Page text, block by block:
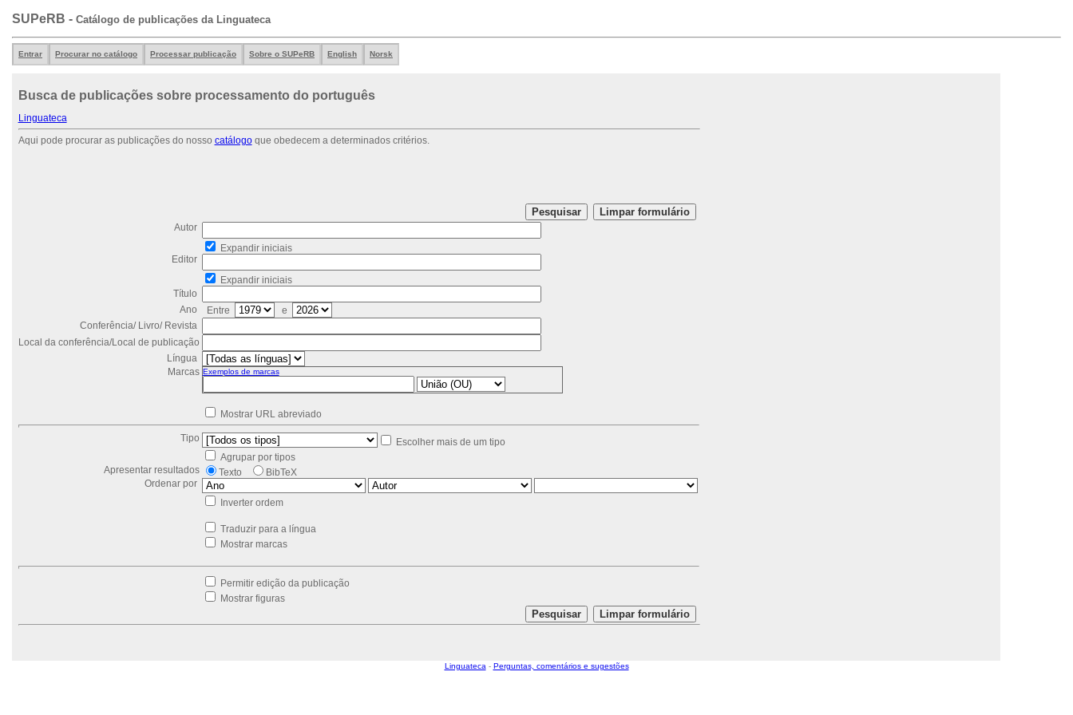
SUPeRB - Catálogo de publicações da Linguateca
Entrar Procurar no catálogo Processar publicação Sobre o SUPeRB English Norsk
Busca de publicações sobre processamento do português
Linguateca
Aqui pode procurar as publicações do nosso catálogoque obedecem a determinados critérios.
Autor
Expandir iniciais
Editor
Expandir iniciais
Título
Ano
Entre
e
Conferência/ Livro/ Revista
Local da conferência/Local de publicação
Língua
Marcas Exemplos de marcas
Mostrar URL abreviado
Tipo
Escolher mais de um tipo
Agrupar por tipos
Apresentar resultados
Texto
BibTeX
Ordenar por
Inverter ordem
Traduzir para a língua
Mostrar marcas
Permitir edição da publicação
Mostrar figuras
Linguateca - Perguntas, comentários e sugestões